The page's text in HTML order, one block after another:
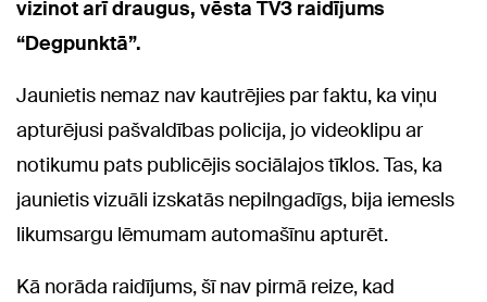
vizinot arī draugus, vēsta TV3 raidījums
“Degpunktā”.
Jaunietis nemaz nav kautrējies par faktu, ka viņu
apturējusi pašvaldības policija, jo videoklipu ar
notikumu pats publicējis sociālajos tīklos. Tas, ka
jaunietis vizuāli izskatās nepilngadīgs, bija iemesls
likumsargu lēmumam automašīnu apturēt.
Kā norāda raidījums, šī nav pirmā reize, kad